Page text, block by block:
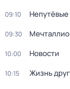
09:10
09:30
10:00 Новости
10:15 Жизнь